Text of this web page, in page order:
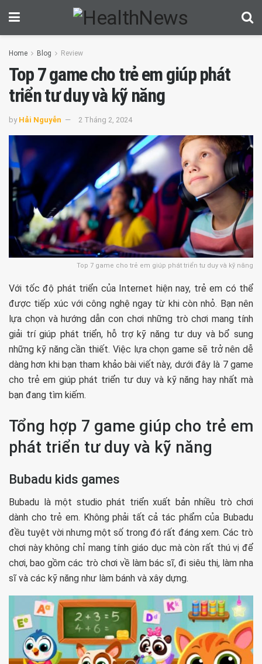
Home Blog Review
Top 7 game cho trẻ em giúp phát
triển tư duy và kỹ năng
by Hải Nguyễn 2 Tháng 2, 2024
Top 7 game cho trẻ em giúp phát triển tư duy và kỹ năng
Với tốc độ phát triển của Internet hiện nay, trẻ em có thể
được tiếp xúc với công nghệ ngay từ khi còn nhỏ. Bạn nên
lựa chọn và hướng dẫn con chơi những trò chơi mang tính
giải trí giúp phát triển, hỗ trợ kỹ năng tư duy và bổ sung
những kỹ năng cần thiết. Việc lựa chọn game sẽ trở nên dễ
dàng hơn khi bạn tham khảo bài viết này, dưới đây là 7 game
cho trẻ em giúp phát triển tư duy và kỹ năng hay nhất mà
bạn đang tìm kiếm.
Tổng hợp 7 game giúp cho trẻ em
phát triển tư duy và kỹ năng
Bubadu kids games
Bubadu là một studio phát triển xuất bản nhiều trò chơi
dành cho trẻ em. Không phải tất cả tác phẩm của Bubadu
đều tuyệt vời nhưng một số trong đó rất đáng xem. Các trò
chơi này không chỉ mang tính giáo dục mà còn rất thú vị để
chơi, bao gồm các trò chơi về làm bác sĩ, đi siêu thị, làm nha
sĩ và các kỹ năng như làm bánh và xây dựng.